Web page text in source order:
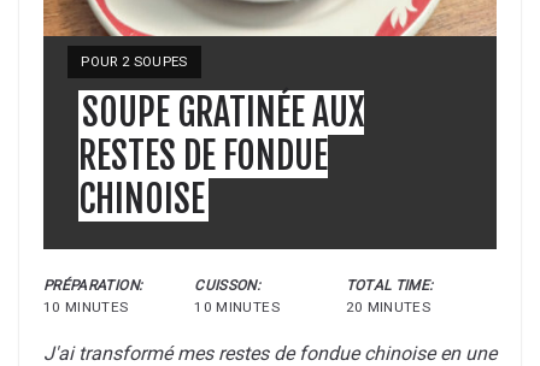
POUR 2 SOUPES
SOUPE GRATINÉE AUX
RESTES DE FONDUE
CHINOISE
PRÉPARATION:
10 MINUTES
CUISSON:
10 MINUTES
TOTAL TIME:
20 MINUTES
J'ai transformé mes restes de fondue chinoise en une